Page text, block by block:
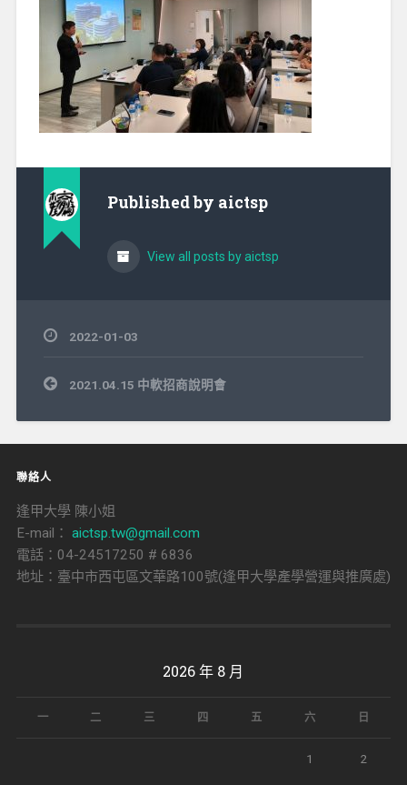
Published by aictsp
View all posts by aictsp
2022-01-03
文
章
覽
2021.04.15 中軟招商說明會
聯絡人
逢甲大學 陳小姐
E-mail： aictsp.tw@gmail.com
電話：04-24517250 # 6836
地址：臺中市西屯區文華路100號(逢甲大學產學營運與推廣處)
2026 年 8 月
一 二 三 四 五 六 日
1 2